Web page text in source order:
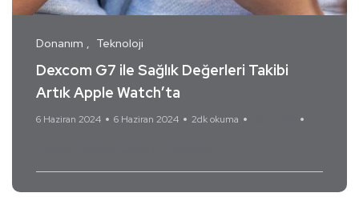
Donanım Teknoloji
Dexcom G7 ile Sağlık Değerleri Takibi
Artık Apple Watch’ta
6 Haziran 2024 6 Haziran 2024 2dk okuma